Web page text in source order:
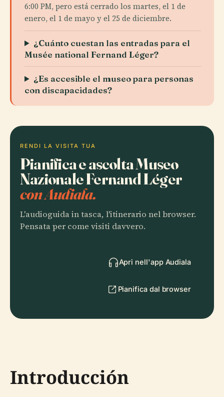
6:00 PM, pero está cerrado los martes, el 1 de
enero, el 1 de mayo y el 25 de diciembre.
¿Cuánto cuestan las entradas para el
Musée national Fernand Léger?
¿Es accesible el museo para personas
con discapacidades?
RENDI LA VISITA TUA
Pianifica e ascolta Museo
Nazionale Fernand Léger
con Audiala.
L'audioguida in tasca, l'itinerario nel browser.
Pensata per come visiti davvero.
Apri nell'app Audiala
Pianifica dal browser
Introducción